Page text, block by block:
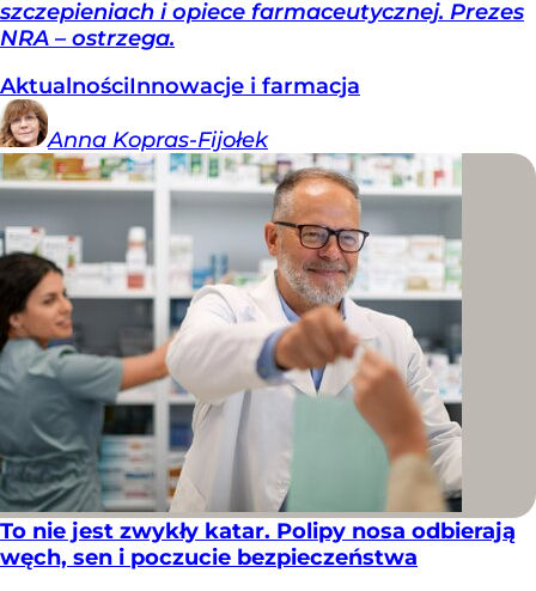
szczepieniach i opiece farmaceutycznej. Prezes
NRA – ostrzega.
AktualnościInnowacje i farmacja
Anna Kopras-Fijołek
To nie jest zwykły katar. Polipy nosa odbierają
węch, sen i poczucie bezpieczeństwa